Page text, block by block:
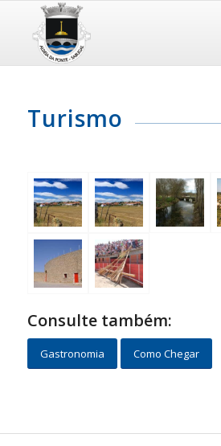
Turismo
Consulte também:
Gastronomia Como Chegar